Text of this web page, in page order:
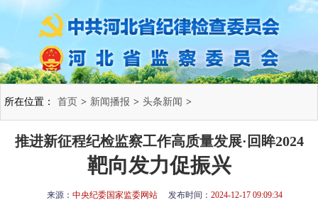
所在位置： 首页 > 新闻播报 > 头条新闻 >
推进新征程纪检监察工作高质量发展·回眸2024
靶向发力促振兴
来源： 中央纪委国家监委网站 发布时间： 2024-12-17 09:09:34